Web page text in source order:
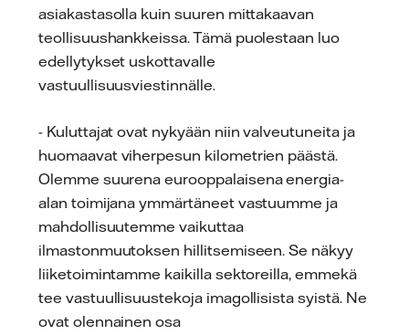
asiakastasolla kuin suuren mittakaavan
teollisuushankkeissa. Tämä puolestaan luo
edellytykset uskottavalle
vastuullisuusviestinnälle.
- Kuluttajat ovat nykyään niin valveutuneita ja
huomaavat viherpesun kilometrien päästä.
Olemme suurena eurooppalaisena energia-
alan toimijana ymmärtäneet vastuumme ja
mahdollisuutemme vaikuttaa
ilmastonmuutoksen hillitsemiseen. Se näkyy
liiketoimintamme kaikilla sektoreilla, emmekä
tee vastuullisuustekoja imagollisista syistä. Ne
ovat olennainen osa